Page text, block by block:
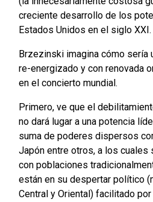
creciente desarrollo de los
Estados Unidos en el siglo XXI.
Brzezinski imagina cómo sería
re-energizado y con renovada
en el concierto mundial.
Primero, ve que el
no dará lugar a una potencia
suma de poderes dispersos
Japón entre otros, a los cuales
con poblaciones
están en su despertar político
Central y Oriental) facilitado